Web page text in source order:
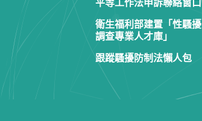
平等工作法申訴聯絡窗口
衛生福利部建置「性騷擾
調查專業人才庫」
跟蹤騷擾防制法懶人包